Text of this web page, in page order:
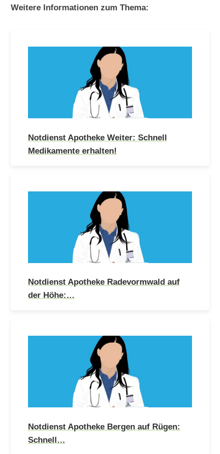
Weitere Informationen zum Thema:
Notdienst Apotheke Weiter: Schnell
Medikamente erhalten!
Notdienst Apotheke Radevormwald auf
der Höhe:…
Notdienst Apotheke Bergen auf Rügen:
Schnell…